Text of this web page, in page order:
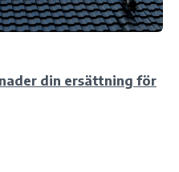
din ersättning för